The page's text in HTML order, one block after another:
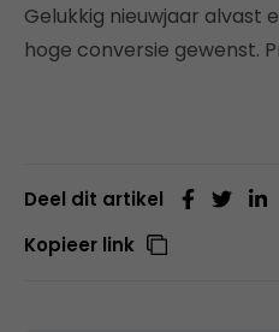
Gelukkig nieuwjaar alvast
hoge conversie gewenst.
Deel dit artikel
Kopieer link